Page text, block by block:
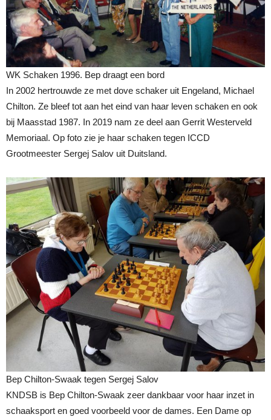
WK Schaken 1996. Bep draagt een bord
In 2002 hertrouwde ze met dove schaker uit Engeland, Michael
Chilton. Ze bleef tot aan het eind van haar leven schaken en ook
bij Maasstad 1987. In 2019 nam ze deel aan Gerrit Westerveld
Memoriaal. Op foto zie je haar schaken tegen ICCD
Grootmeester Sergej Salov uit Duitsland.
Bep Chilton-Swaak tegen Sergej Salov
KNDSB is Bep Chilton-Swaak zeer dankbaar voor haar inzet in
schaaksport en goed voorbeeld voor de dames. Een Dame op